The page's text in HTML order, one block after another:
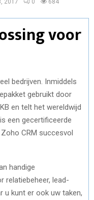
2017 0 684
voor
bedrijven. Inmiddels
gebruikt door
en telt het wereldwijd
is een gecertificeerde
CRM succesvol
handige
relatiebeheer, lead-
u kunt er ook uw taken,